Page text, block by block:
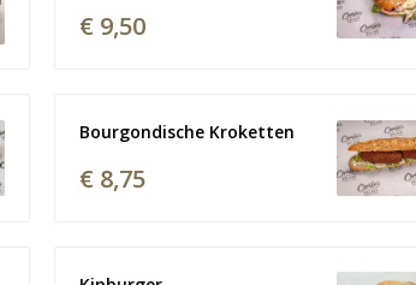
€ 9,50
Bourgondische Kroketten
€ 8,75